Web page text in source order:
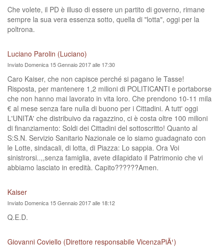
Che volete, il PD è illuso di essere un partito di governo, rimane
sempre la sua vera essenza sotto, quella di "lotta", oggi per la
poltrona.
Luciano Parolin (Luciano)
Inviato Domenica 15 Gennaio 2017 alle 17:30
Caro Kaiser, che non capisce perché si pagano le Tasse!
Risposta, per mantenere 1,2 milioni di POLITICANTI e portaborse
che non hanno mai lavorato in vita loro. Che prendono 10-11 mila
€ al mese senza fare nulla di buono per i Cittadini. A tutt' oggi
L'UNITA' che distribuivo da ragazzino, ci è costa oltre 100 milioni
di finanziamento: Soldi dei Cittadini del sottoscritto! Quanto al
S:S.N. Servizio Sanitario Nazionale ce lo siamo guadagnato con
le Lotte, sindacali, di lotta, di Piazza: Lo sappia. Ora Voi
sinistrorsi..,,senza famiglia, avete dilapidato il Patrimonio che vi
abbiamo lasciato in eredità. Capito??????Amen.
Kaiser
Inviato Domenica 15 Gennaio 2017 alle 18:12
Q.E.D.
Giovanni Coviello (Direttore responsabile VicenzaPiÃ¹)